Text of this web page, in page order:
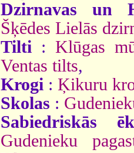
Dzirnavas un
Šķēdes Lielās
Tilti : Klūgas
Ventas tilts,
Krogi : Ķikuru
Skolas :
Sabiedriskās
Gudenieku